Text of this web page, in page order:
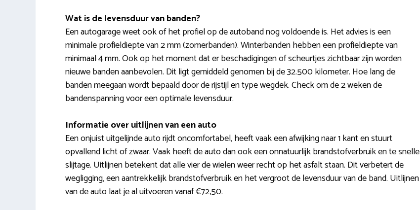
Wat is de levensduur van banden?
Een autogarage weet ook of het profiel op de autoband nog voldoende is. Het advies is een
minimale profieldiepte van 2 mm (zomerbanden). Winterbanden hebben een profieldiepte van
minimaal 4 mm. Ook op het moment dat er beschadigingen of scheurtjes zichtbaar zijn worden
nieuwe banden aanbevolen. Dit ligt gemiddeld genomen bij de 32.500 kilometer. Hoe lang de
banden meegaan wordt bepaald door de rijstijl en type wegdek. Check om de 2 weken de
bandenspanning voor een optimale levensduur.
Informatie over uitlijnen van een auto
Een onjuist uitgelijnde auto rijdt oncomfortabel, heeft vaak een afwijking naar 1 kant en stuurt
opvallend licht of zwaar. Vaak heeft de auto dan ook een onnatuurlijk brandstofverbruik en te snelle
slijtage. Uitlijnen betekent dat alle vier de wielen weer recht op het asfalt staan. Dit verbetert de
wegligging, een aantrekkelijk brandstofverbruik en het vergroot de levensduur van de band. Uitlijnen
van de auto laat je al uitvoeren vanaf €72,50.